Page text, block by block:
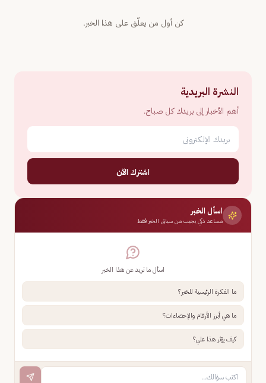
كن أول من يعلّق على هذا الخبر.
النشرة البريدية
أهم الأخبار إلى بريدك كل صباح.
اشترك الآن
اسأل الخبر
مساعد ذكي يجيب من سياق الخبر فقط
اسأل ما تريد عن هذا الخبر
ما الفكرة الرئيسية للخبر؟
ما هي أبرز الأرقام والإحصاءات؟
كيف يؤثر هذا علي؟